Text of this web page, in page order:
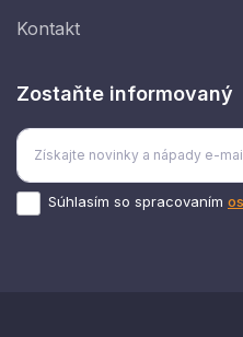
Kontakt
Zostaňte informovaný
Súhlasím so spracovaním